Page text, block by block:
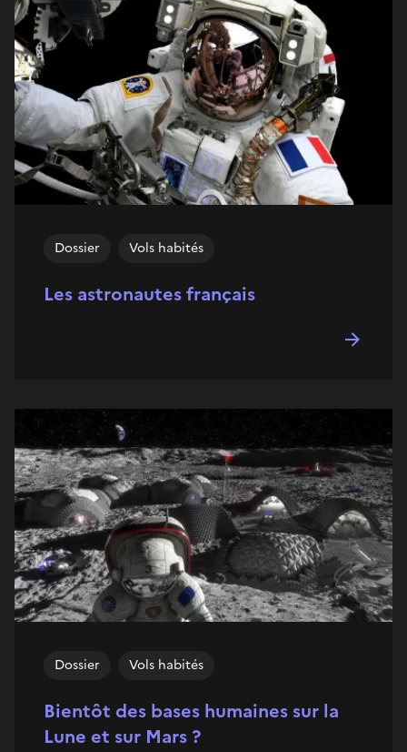
Les astronautes français
Dossier Vols habités
Bientôt des bases humaines sur la
Lune et sur Mars ?
Dossier Vols habités